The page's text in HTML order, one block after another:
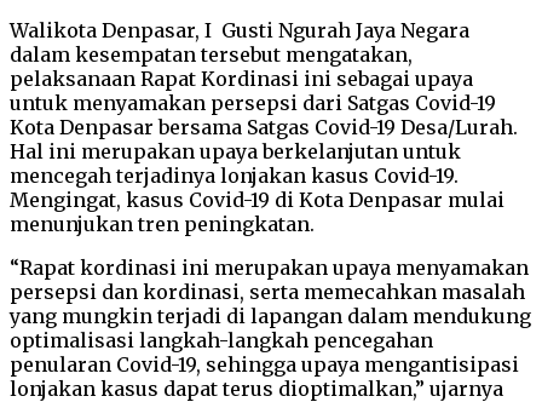
Walikota Denpasar, I Gusti Ngurah Jaya Negara
dalam kesempatan tersebut mengatakan,
pelaksanaan Rapat Kordinasi ini sebagai upaya
untuk menyamakan persepsi dari Satgas Covid-19
Kota Denpasar bersama Satgas Covid-19 Desa/Lurah.
Hal ini merupakan upaya berkelanjutan untuk
mencegah terjadinya lonjakan kasus Covid-19.
Mengingat, kasus Covid-19 di Kota Denpasar mulai
menunjukan tren peningkatan.
“Rapat kordinasi ini merupakan upaya menyamakan
persepsi dan kordinasi, serta memecahkan masalah
yang mungkin terjadi di lapangan dalam mendukung
optimalisasi langkah-langkah pencegahan
penularan Covid-19, sehingga upaya mengantisipasi
lonjakan kasus dapat terus dioptimalkan,” ujarnya